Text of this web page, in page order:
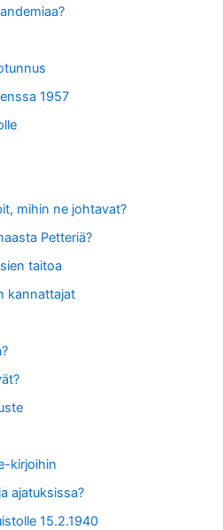
1957
mihin ne johtavat?
Petteriä?
taitoa
kannattajat
kirjoihin
ajatuksissa?
15.2.1940